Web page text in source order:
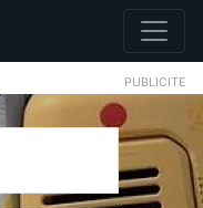
PUBLICITE